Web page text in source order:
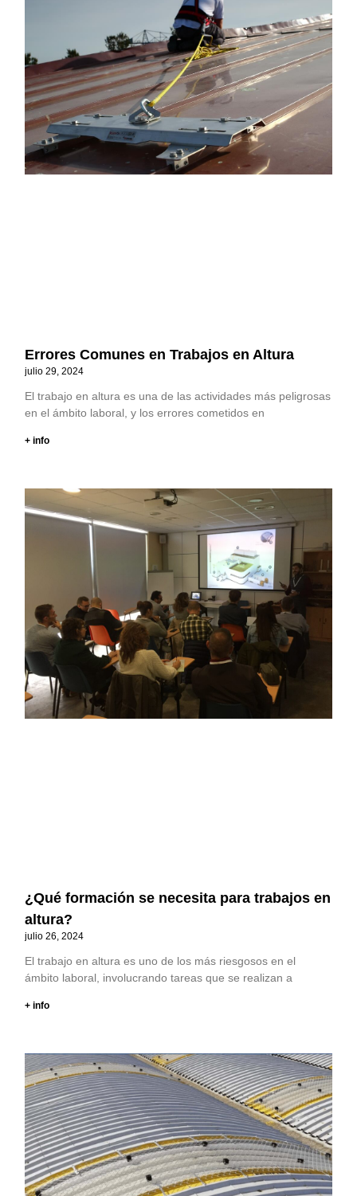
Errores Comunes en Trabajos en Altura
julio 29, 2024
El trabajo en altura es una de las actividades más peligrosas
en el ámbito laboral, y los errores cometidos en
+ info
¿Qué formación se necesita para trabajos en
altura?
julio 26, 2024
El trabajo en altura es uno de los más riesgosos en el
ámbito laboral, involucrando tareas que se realizan a
+ info